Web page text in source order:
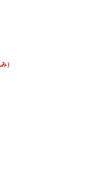
）